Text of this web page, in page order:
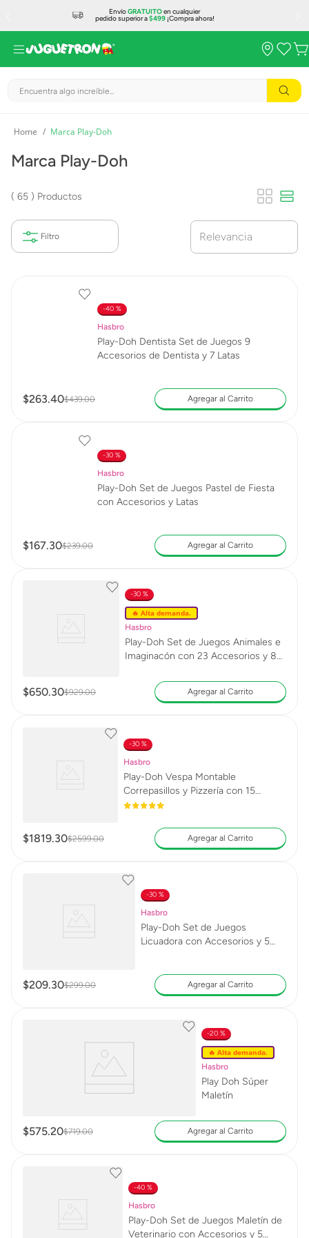
EnvíoGRATUITOen cualquier
pedido superior a$499¡Compra ahora!
Encuentra algo increíble...
Marca Play-Doh
Marca Play-Doh
65 Productos
Relevancia
40 %
Hasbro
Play-Doh Dentista Set de Juegos 9
Accesorios de Dentista y 7 Latas
$263.40$439.00 Agregar al Carrito
30 %
Hasbro
Play-Doh Set de Juegos Pastel de Fiesta
con Accesorios y Latas
$167.30$239.00 Agregar al Carrito
30 %
🔥 Alta demanda.
Hasbro
Play-Doh Set de Juegos Animales e
Imaginacón con 23 Accesorios y 8
$650.30$929.00 Agregar al Carrito
30 %
Hasbro
Play-Doh Vespa Montable
Correpasillos y Pizzería con 15
Accesorios y 10 Latas
$1819.30$2599.00 Agregar al Carrito
30 %
Hasbro
Play-Doh Set de Juegos
Licuadora con Accesorios y 5
$209.30$299.00 Agregar al Carrito
20 %
🔥 Alta demanda.
Hasbro
Play Doh Súper
Maletín
$575.20$719.00 Agregar al Carrito
40 %
Hasbro
Play-Doh Set de Juegos Maletín de
Veterinario con Accesorios y 5